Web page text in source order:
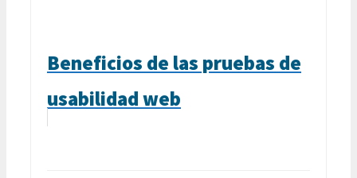
Beneficios de las pruebas de
usabilidad web